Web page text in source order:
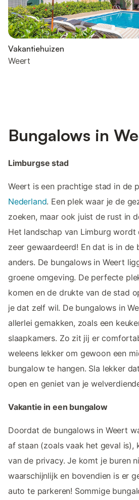
Vakantiehuizen
Weert
Bungalows in
Limburgse stad
Weert is een prachtige stad in de
Nederland. Een plek waar je de
zoeken, maar ook juist de rust in
Het landschap van Limburg
zeer gewaardeerd! En dat is in de
anders. De bungalows in Weert
groene omgeving. De perfecte
komen en de drukte van de stad
je dat zelf wil. De bungalows in
allerlei gemakken, zoals een
slaapkamers. Zo zit jij er
weleens lekker om gewoon een
bungalow te hangen. Sla lekker
open en geniet van je
Vakantie in een bungalow
Doordat de bungalows in Weert
af staan (zoals vaak het geval is),
van de privacy. Je komt je buren
waarschijnlijk en bovendien is er
auto te parkeren! Sommige